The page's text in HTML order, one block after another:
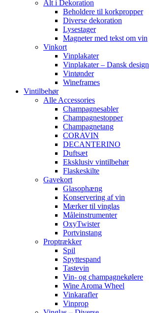
Alt i Dekoration
Beholdere til korkpropper
Diverse dekoration
Lysestager
Magneter med tekst om vin
Vinkort
Vinplakater
Vinplakater – Dansk design
Vintønder
Wineframes
Vintilbehør
Alle Accessories
Champagnesabler
Champagnestopper
Champagnetang
CORAVIN
DECANTERINO
Duftsæt
Eksklusiv vintilbehør
Flaskeskilte
Gavekort
Glasophæng
Konservering af vin
Mærker til vinglas
Måleinstrumenter
OxyTwister
Portvinstang
Proptrækker
Spil
Spyttespand
Tastevin
Vin- og champagnekølere
Wine Aroma Wheel
Vinkarafler
Vinprop